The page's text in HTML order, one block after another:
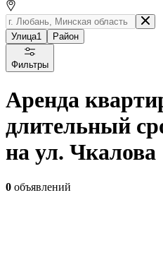
Улица1 Район
Фильтры
Аренда
длительный
на ул. Чкалова
0 объявлений